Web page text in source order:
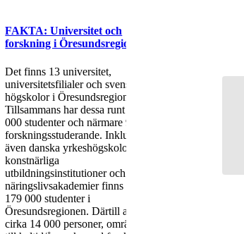
FAKTA: Universitet och
forskning i Öresundsregionen
Det finns 13 universitet,
universitetsfilialer och svenska
högskolor i Öresundsregionen.
Tillsammans har dessa runt 136
000 studenter och närmare 9 000
forskningsstuderande. Inkluderas
även danska yrkeshögskolor,
konstnärliga
utbildningsinstitutioner och
näringslivsakademier finns det runt
179 000 studenter i
Öresundsregionen. Därtill arbetar
cirka 14 000 personer, omräknat